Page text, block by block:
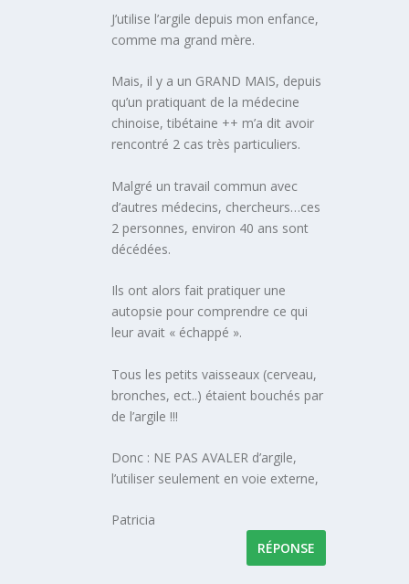
J’utilise l’argile depuis mon enfance,
comme ma grand mère.
Mais, il y a un GRAND MAIS, depuis
qu’un pratiquant de la médecine
chinoise, tibétaine ++ m’a dit avoir
rencontré 2 cas très particuliers.
Malgré un travail commun avec
d’autres médecins, chercheurs…ces
2 personnes, environ 40 ans sont
décédées.
Ils ont alors fait pratiquer une
autopsie pour comprendre ce qui
leur avait « échappé ».
Tous les petits vaisseaux (cerveau,
bronches, ect..) étaient bouchés par
de l’argile !!!
Donc : NE PAS AVALER d’argile,
l’utiliser seulement en voie externe,
Patricia
RÉPONSE